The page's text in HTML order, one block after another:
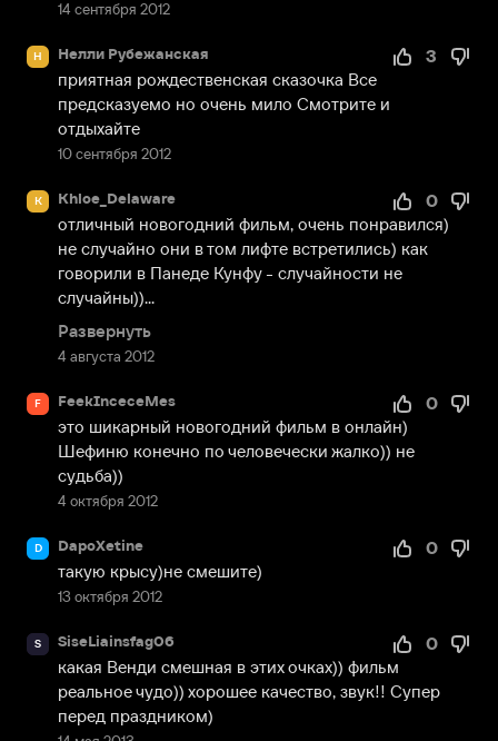
14 сентября 2012
Н Нелли Рубежанская
10 сентября 2012
3
приятная рождественская сказочка Все
предсказуемо но очень мило Смотрите и
отдыхайте
K Khloe_Delaware
4 августа 2012
0
отличный новогодний фильм, очень понравился)
не случайно они в том лифте встретились) как
говорили в Панеде Кунфу - случайности не
случайны))...
Развернуть
F FeekInceceMes
4 октября 2012
0
это шикарный новогодний фильм в онлайн)
Шефиню конечно по человечески жалко)) не
судьба))
D DapoXetine
13 октября 2012
0
такую крысу)не смешите)
S SiseLiainsfag06
0
какая Венди смешная в этих очках)) фильм
реальное чудо)) хорошее качество, звук!! Супер
перед праздником)